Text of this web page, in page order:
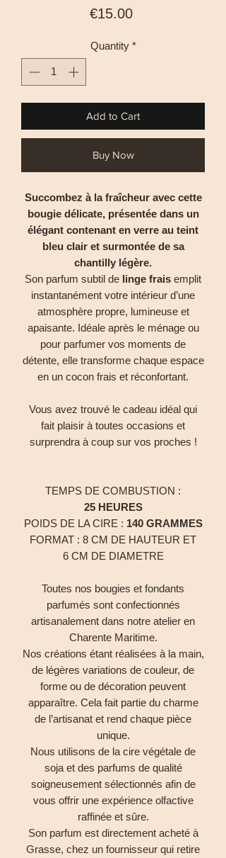
€15.00Price
Quantity *
Add to Cart
Buy Now
Succombez à la fraîcheur avec cette
bougie délicate, présentée dans un
élégant contenant en verre au teint
bleu clair et surmontée de sa
chantilly légère.
Son parfum subtil de linge frais emplit
instantanément votre intérieur d’une
atmosphère propre, lumineuse et
apaisante. Idéale après le ménage ou
pour parfumer vos moments de
détente, elle transforme chaque espace
en un cocon frais et réconfortant.
Vous avez trouvé le cadeau idéal qui
fait plaisir à toutes occasions et
surprendra à coup sur vos proches !
TEMPS DE COMBUSTION :
25 HEURES
POIDS DE LA CIRE : 140 GRAMMES
FORMAT : 8 CM DE HAUTEUR ET
6 CM DE DIAMETRE
Toutes nos bougies et fondants
parfumés sont confectionnés
artisanalement dans notre atelier en
Charente Maritime.
Nos créations étant réalisées à la main,
de légères variations de couleur, de
forme ou de décoration peuvent
apparaître. Cela fait partie du charme
de l’artisanat et rend chaque pièce
unique.
Nous utilisons de la cire végétale de
soja et des parfums de qualité
soigneusement sélectionnés afin de
vous offrir une expérience olfactive
raffinée et sûre.
Son parfum est directement acheté à
Grasse, chez un fournisseur qui retire